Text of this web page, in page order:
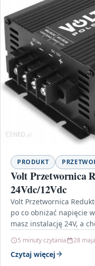
PRODUKT
Volt Przetwornica
24Vdc/12Vdc
Volt Przetwornica
po co obniżać napięcie
masz instalację 24V, a
5 minuty czytania 28
Czytaj więcej